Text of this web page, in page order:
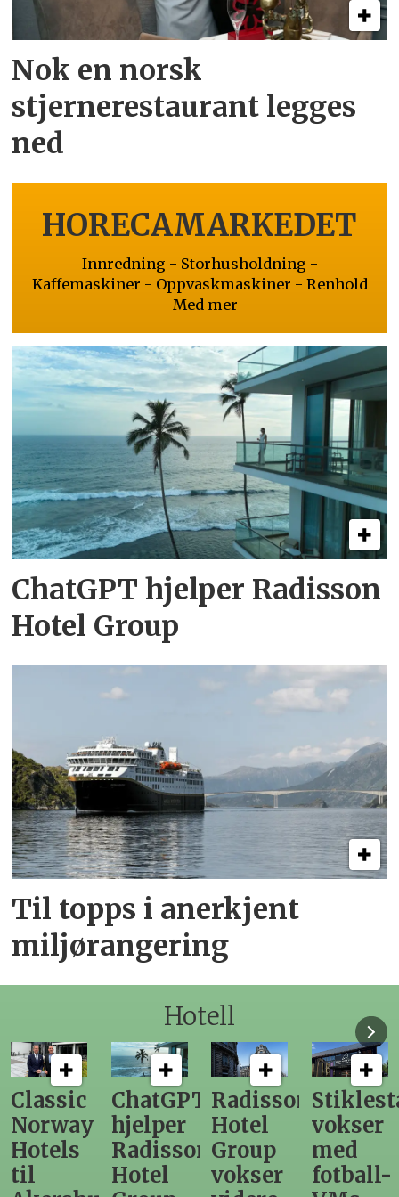
Nok en norsk
stjernerestaurant legges
ned
HORECAMARKEDET
Innredning - Storhusholdning -
Kaffemaskiner - Oppvaskmaskiner - Renhold
- Med mer
ChatGPT hjelper Radisson
Hotel Group
Til topps i anerkjent
miljørangering
Hotell
Classic
Norway
Hotels
til
ChatGPT
hjelper
Radisson
Hotel
Radisson
Hotel
Group
vokser
vokser
med
fotball-